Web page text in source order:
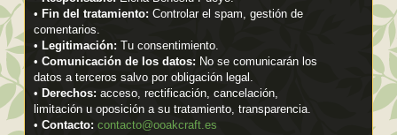
• Fin del tratamiento: Controlar el spam, gestión de
comentarios.
• Legitimación: Tu consentimiento.
• Comunicación de los datos: No se comunicarán los
datos a terceros salvo por obligación legal.
• Derechos: acceso, rectificación, cancelación,
limitación u oposición a su tratamiento, transparencia.
• Contacto: contacto@ooakcraft.es